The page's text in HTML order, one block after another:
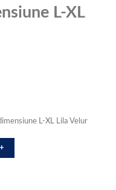
L-XL
L-XL Lila Velur